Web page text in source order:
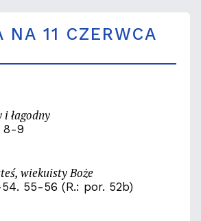
NA 11 CZERWCA
i łagodny
8-9
wiekuisty Boże
55-56 (R.: por. 52b)